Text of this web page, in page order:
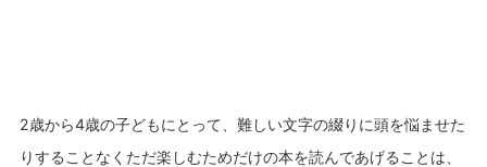
2歳から4歳の子どもにとって、難しい文字の綴りに頭を悩ませた
りすることなくただ楽しむためだけの本を読んであげることは、